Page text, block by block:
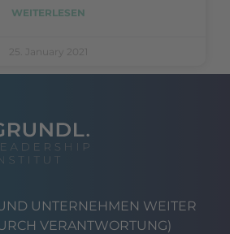
WEITERLESEN
25. January 2021
UNTERNEHMEN WEITER
VERANTWORTUNG)